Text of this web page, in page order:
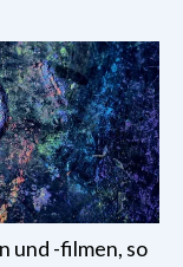
und -filmen, so